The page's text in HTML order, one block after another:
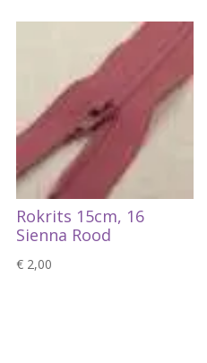
Rokrits 15cm, 16
Sienna Rood
€2,00